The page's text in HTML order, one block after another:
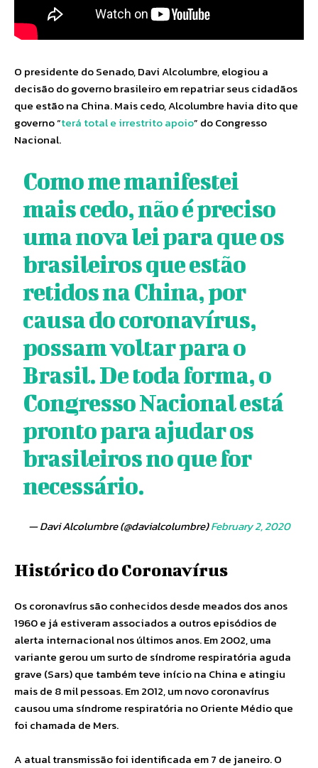
O presidente do Senado, Davi Alcolumbre, elogiou a
decisão do governo brasileiro em repatriar seus cidadãos
que estão na China. Mais cedo, Alcolumbre havia dito que
governo “terá total e irrestrito apoio” do Congresso
Nacional.
Como me manifestei
mais cedo, não é preciso
uma nova lei para que os
brasileiros que estão
retidos na China, por
causa do coronavírus,
possam voltar para o
Brasil. De toda forma, o
Congresso Nacional está
pronto para ajudar os
brasileiros no que for
necessário.
— Davi Alcolumbre (@davialcolumbre)February 2, 2020
Histórico do Coronavírus
Os coronavírus são conhecidos desde meados dos anos
1960 e já estiveram associados a outros episódios de
alerta internacional nos últimos anos. Em 2002, uma
variante gerou um surto de síndrome respiratória aguda
grave (Sars) que também teve início na China e atingiu
mais de 8 mil pessoas. Em 2012, um novo coronavírus
causou uma síndrome respiratória no Oriente Médio que
foi chamada de Mers.
A atual transmissão foi identificada em 7 de janeiro. O